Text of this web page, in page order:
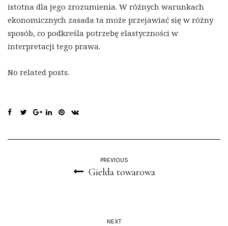
istotna dla jego zrozumienia. W różnych warunkach
ekonomicznych zasada ta może przejawiać się w różny
sposób, co podkreśla potrzebę elastyczności w
interpretacji tego prawa.
No related posts.
PREVIOUS
Giełda towarowa
NEXT